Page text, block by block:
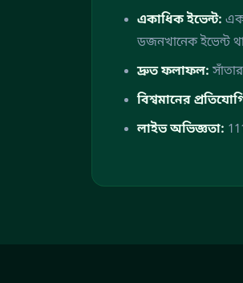
একাধিক ইভেন্ট:
ডজনখানেক ইভেন্ট
দ্রুত ফলাফল:
বিশ্বমানের
লাইভ অভিজ্ঞতা: